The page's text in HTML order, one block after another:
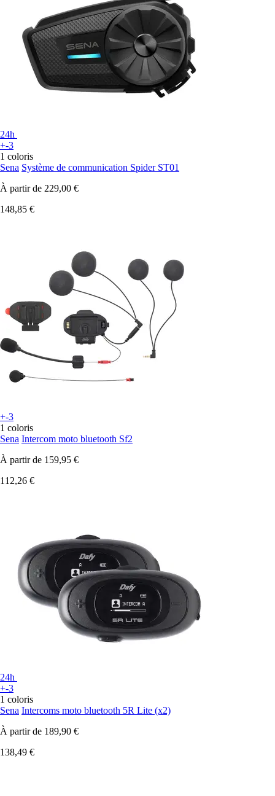
24h
+-3
1 coloris
Sena Système de communication Spider ST01
À partir de 229,00 €
148,85 €
+-3
1 coloris
Sena Intercom moto bluetooth Sf2
À partir de 159,95 €
112,26 €
24h
+-3
1 coloris
Sena Intercoms moto bluetooth 5R Lite (x2)
À partir de 189,90 €
138,49 €